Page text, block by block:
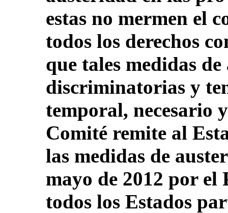
estas no mermen el
todos los derechos
que tales medidas
discriminatorias y
temporal, necesario
Comité remite al
las medidas de
mayo de 2012 por el
todos los Estados